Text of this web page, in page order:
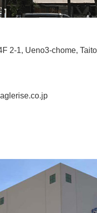
2-1, Ueno3-chome,